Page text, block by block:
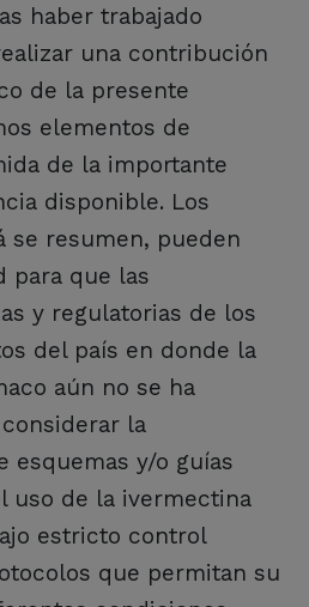
haber trabajado
una contribución
de la presente
elementos de
de la importante
disponible. Los
se resumen, pueden
para que las
y regulatorias de los
del país en donde la
aún no se ha
la
esquemas y/o guías
uso de la ivermectina
estricto control
que permitan su